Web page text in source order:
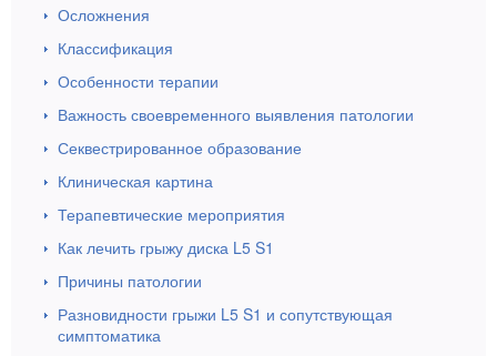
Осложнения
Классификация
Особенности терапии
Важность своевременного выявления патологии
Секвестрированное образование
Клиническая картина
Терапевтические мероприятия
Как лечить грыжу диска L5 S1
Причины патологии
Разновидности грыжи L5 S1 и сопутствующая
симптоматика